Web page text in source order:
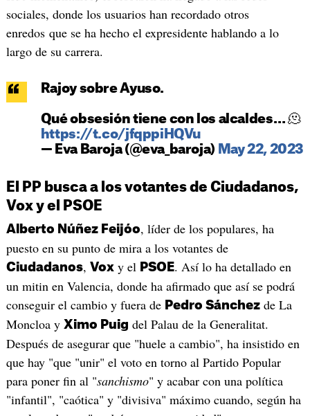
sociales, donde los usuarios han recordado otros
enredos que se ha hecho el expresidente hablando a lo
largo de su carrera.
Rajoy sobre Ayuso.
Qué obsesión tiene con los alcaldes… 🫠
https://t.co/jfqppiHQVu
— Eva Baroja (@eva_baroja) May 22, 2023
El PP busca a los votantes de Ciudadanos,
Vox y el PSOE
Alberto Núñez Feijóo, líder de los populares, ha
puesto en su punto de mira a los votantes de
Ciudadanos, Voxy el PSOE. Así lo ha detallado en
un mitin en Valencia, donde ha afirmado que así se podrá
conseguir el cambio y fuera de Pedro Sánchezde La
Moncloa y Ximo Puig del Palau de la Generalitat.
Después de asegurar que "huele a cambio", ha insistido en
que hay "que "unir" el voto en torno al Partido Popular
para poner fin al "sanchismo" y acabar con una política
"infantil", "caótica" y "divisiva" máximo cuando, según ha